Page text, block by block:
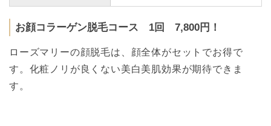
お顔コラーゲン脱毛コース 1回 7,800円！
ローズマリーの顔脱毛は、顔全体がセットでお得で
す。化粧ノリが良くない美白美肌効果が期待できま
す。